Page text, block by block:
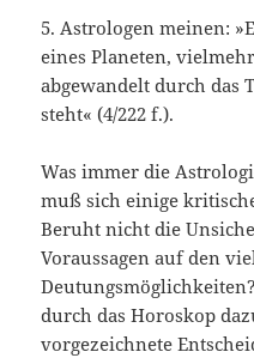
5. Astrologen meinen:
eines Planeten,
abgewandelt durch das
steht« (4/222 f.).
Was immer die
muß sich einige
Beruht nicht die
Voraussagen auf den
durch das Horoskop
vorgezeichnete